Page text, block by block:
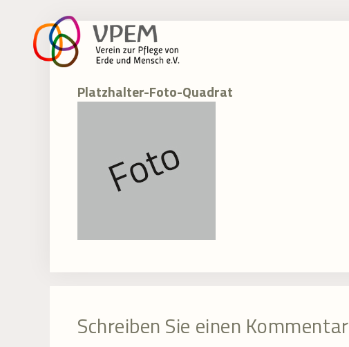
springen
Platzhalter-Foto-Quadrat
Schreiben Sie einen Kommentar